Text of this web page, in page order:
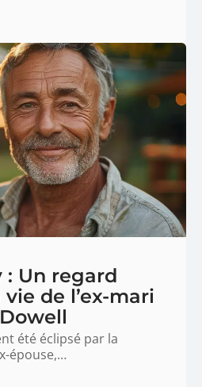
: Un regard
de l’ex-mari
été éclipsé par la
épouse,…